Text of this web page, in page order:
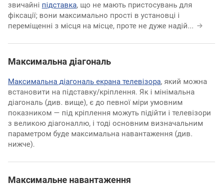
звичайні підставка, що не мають пристосувань для
фіксації; вони максимально прості в установці і
переміщенні з місця на місце, проте не дуже надій...
Максимальна діагональ
Максимальна діагональ екрана телевізора, який можна
встановити на підставку/кріплення. Як і мінімальна
діагональ (див. вище), є до певної міри умовним
показником — під кріплення можуть підійти і телевізори
з великою діагоналлю, і тоді основним визначальним
параметром буде максимальна навантаження (див.
нижче).
Максимальне навантаження